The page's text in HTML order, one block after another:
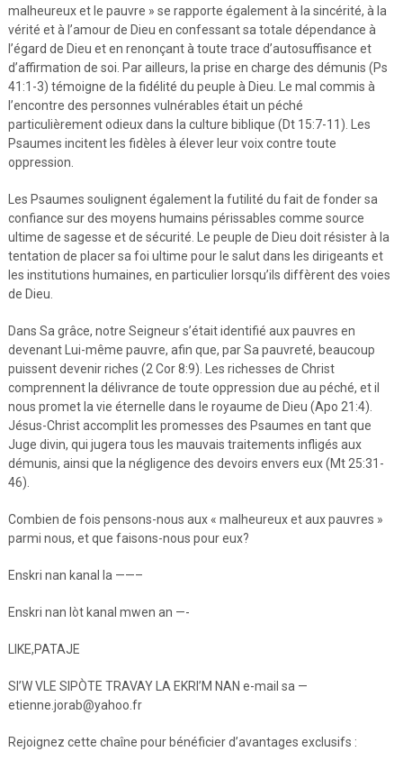
malheureux et le pauvre » se rapporte également à la sincérité, à la
vérité et à l’amour de Dieu en confessant sa totale dépendance à
l’égard de Dieu et en renonçant à toute trace d’autosuffisance et
d’affirmation de soi. Par ailleurs, la prise en charge des démunis (Ps
41:1-3) témoigne de la fidélité du peuple à Dieu. Le mal commis à
l’encontre des personnes vulnérables était un péché
particulièrement odieux dans la culture biblique (Dt 15:7-11). Les
Psaumes incitent les fidèles à élever leur voix contre toute
oppression.
Les Psaumes soulignent également la futilité du fait de fonder sa
confiance sur des moyens humains périssables comme source
ultime de sagesse et de sécurité. Le peuple de Dieu doit résister à la
tentation de placer sa foi ultime pour le salut dans les dirigeants et
les institutions humaines, en particulier lorsqu’ils diffèrent des voies
de Dieu.
Dans Sa grâce, notre Seigneur s’était identifié aux pauvres en
devenant Lui-même pauvre, afin que, par Sa pauvreté, beaucoup
puissent devenir riches (2 Cor 8:9). Les richesses de Christ
comprennent la délivrance de toute oppression due au péché, et il
nous promet la vie éternelle dans le royaume de Dieu (Apo 21:4).
Jésus-Christ accomplit les promesses des Psaumes en tant que
Juge divin, qui jugera tous les mauvais traitements infligés aux
démunis, ainsi que la négligence des devoirs envers eux (Mt 25:31-
46).
Combien de fois pensons-nous aux « malheureux et aux pauvres »
parmi nous, et que faisons-nous pour eux?
Enskri nan kanal la ——–
Enskri nan lòt kanal mwen an —-
LIKE,PATAJE
SI’W VLE SIPÒTE TRAVAY LA EKRI’M NAN e-mail sa —
etienne.jorab@yahoo.fr
Rejoignez cette chaîne pour bénéficier d’avantages exclusifs :